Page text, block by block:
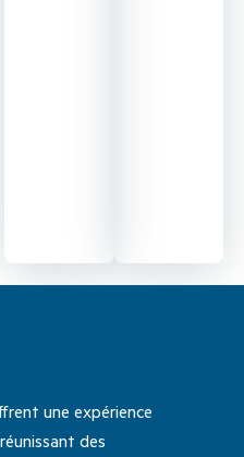
une expérience
des